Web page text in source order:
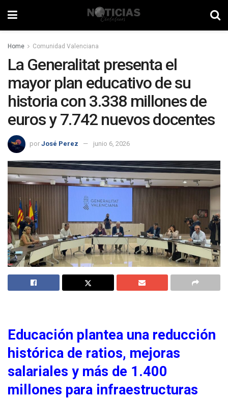
Home Comunidad Valenciana
La Generalitat presenta el
mayor plan educativo de su
historia con 3.338 millones de
euros y 7.742 nuevos docentes
por José Perez junio 6, 2026
Educación plantea una reducción
histórica de ratios, mejoras
salariales y más de 1.400
millones para infraestructuras